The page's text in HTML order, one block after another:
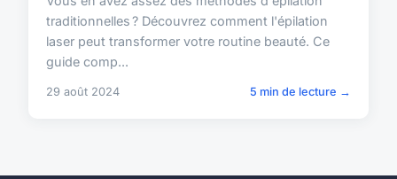
traditionnelles ? Découvrez comment l'épilation
laser peut transformer votre routine beauté. Ce
guide comp...
29 août 2024 5 min de lecture →